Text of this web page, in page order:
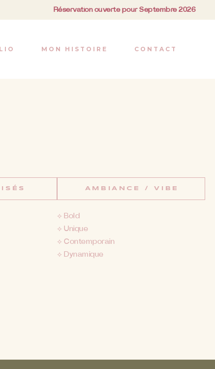
Réservation ouverte pour Septembre 2026
MON HISTOIRE CONTACT
AMBIANCE / VIBE
⟡ Bold
⟡ Unique
⟡ Contemporain
⟡ Dynamique